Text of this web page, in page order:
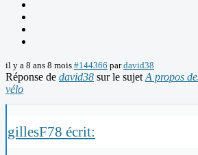
il y a 8 ans 8 mois #144366 pardavid38
Réponse de david38 sur le sujet A propos
vélo
gillesF78 écrit: